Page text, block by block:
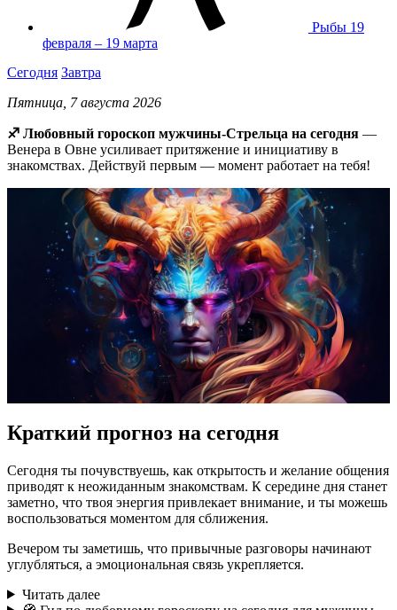
Рыбы 19
февраля – 19 марта
Сегодня Завтра
Пятница, 7 августа 2026
♐ Любовный гороскоп мужчины-Стрельца на сегодня —
Венера в Овне усиливает притяжение и инициативу в
знакомствах. Действуй первым — момент работает на тебя!
Краткий прогноз на сегодня
Сегодня ты почувствуешь, как открытость и желание общения
приводят к неожиданным знакомствам. К середине дня станет
заметно, что твоя энергия привлекает внимание, и ты можешь
воспользоваться моментом для сближения.
Вечером ты заметишь, что привычные разговоры начинают
углубляться, а эмоциональная связь укрепляется.
Читать далее